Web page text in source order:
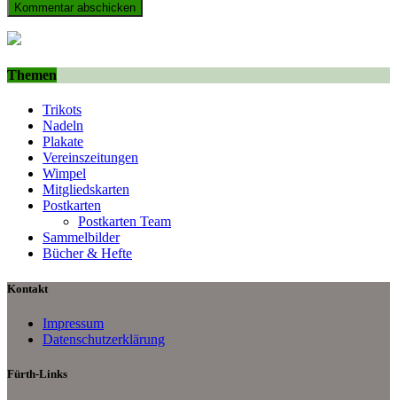
Themen
Trikots
Nadeln
Plakate
Vereinszeitungen
Wimpel
Mitgliedskarten
Postkarten
Postkarten Team
Sammelbilder
Bücher & Hefte
Kontakt
Impressum
Datenschutzerklärung
Fürth-Links